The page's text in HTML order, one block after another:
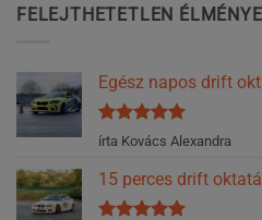
FELEJTHETETLEN
Egész napos drift
Értékelés:5
írta Kovács Alexandra
15 perces drift